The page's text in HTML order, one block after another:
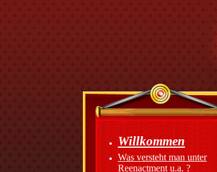
Willkommen
Was versteht man unter
Reenactment u.a. ?